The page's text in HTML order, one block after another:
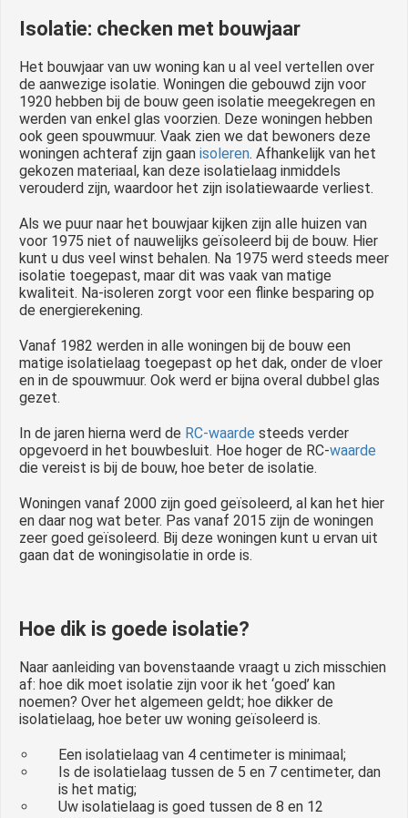
Isolatie: checken met bouwjaar
Het bouwjaar van uw woning kan u al veel vertellen over
de aanwezige isolatie. Woningen die gebouwd zijn voor
1920 hebben bij de bouw geen isolatie meegekregen en
werden van enkel glas voorzien. Deze woningen hebben
ook geen spouwmuur. Vaak zien we dat bewoners deze
woningen achteraf zijn gaan isoleren. Afhankelijk van het
gekozen materiaal, kan deze isolatielaag inmiddels
verouderd zijn, waardoor het zijn isolatiewaarde verliest.
Als we puur naar het bouwjaar kijken zijn alle huizen van
voor 1975 niet of nauwelijks geïsoleerd bij de bouw. Hier
kunt u dus veel winst behalen. Na 1975 werd steeds meer
isolatie toegepast, maar dit was vaak van matige
kwaliteit. Na-isoleren zorgt voor een flinke besparing op
de energierekening.
Vanaf 1982 werden in alle woningen bij de bouw een
matige isolatielaag toegepast op het dak, onder de vloer
en in de spouwmuur. Ook werd er bijna overal dubbel glas
gezet.
In de jaren hierna werd de RC-waarde steeds verder
opgevoerd in het bouwbesluit. Hoe hoger de RC-waarde
die vereist is bij de bouw, hoe beter de isolatie.
Woningen vanaf 2000 zijn goed geïsoleerd, al kan het hier
en daar nog wat beter. Pas vanaf 2015 zijn de woningen
zeer goed geïsoleerd. Bij deze woningen kunt u ervan uit
gaan dat de woningisolatie in orde is.
Hoe dik is goede isolatie?
Naar aanleiding van bovenstaande vraagt u zich misschien
af: hoe dik moet isolatie zijn voor ik het ‘goed’ kan
noemen? Over het algemeen geldt; hoe dikker de
isolatielaag, hoe beter uw woning geïsoleerd is.
Een isolatielaag van 4 centimeter is minimaal;
Is de isolatielaag tussen de 5 en 7 centimeter, dan
is het matig;
Uw isolatielaag is goed tussen de 8 en 12